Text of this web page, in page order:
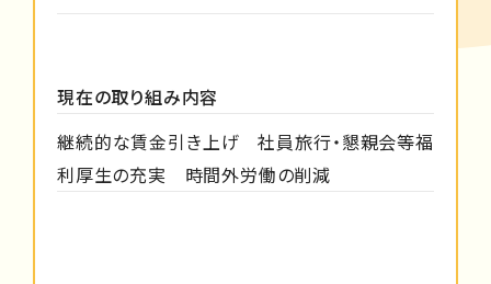
現在の取り組み内容
継続的な賃金引き上げ 社員旅行・懇親会等福
利厚生の充実 時間外労働の削減